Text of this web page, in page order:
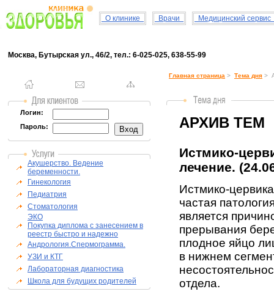
О клинике Врачи Медицинский сервис
Москва, Бутырская ул., 46/2, тел.: 6-025-025, 638-55-99
Логин:
Пароль:
Акушерство. Ведение
беременности.
Гинекология
Педиатрия
Стоматология
ЭКО
Покупка диплома с занесением в
реестр быстро и надежно
Андрология.Спермограмма.
УЗИ и КТГ
Лабораторная диагностика
Школа для будущих родителей
Главная страница > Тема дня >
АРХИВ ТЕМ
Истмико-
лечение.
Истмико-
частая
является
прерывания
плодное яйцо
в нижнем
отдела.